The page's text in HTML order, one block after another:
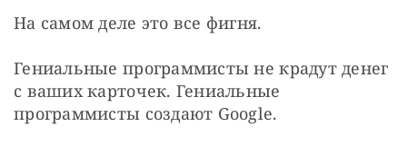
На самом деле это все фигня.
Гениальные программисты не крадут денег
с ваших карточек. Гениальные
программисты создают Google.